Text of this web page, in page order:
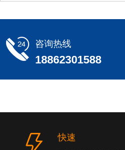
咨询热线
18862301588
快速